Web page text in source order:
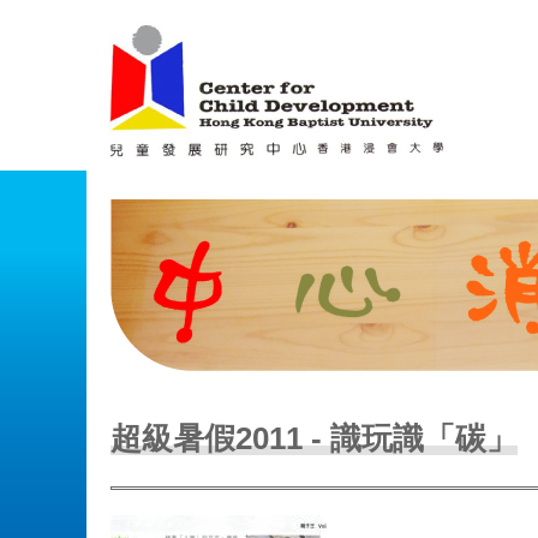
超級暑假2011 - 識玩識「碳」
Main menu